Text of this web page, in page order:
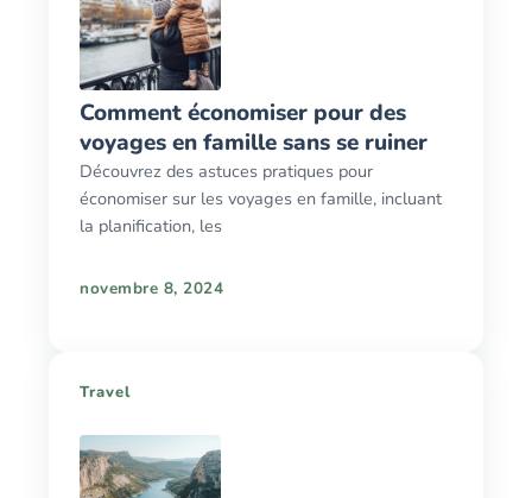
Comment économiser pour des
voyages en famille sans se ruiner
Découvrez des astuces pratiques pour
économiser sur les voyages en famille, incluant
la planification, les
novembre 8, 2024
Travel